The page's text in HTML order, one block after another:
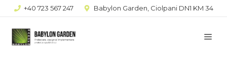
Sari
conținut
+40 723 567 247 Babylon Garden, Ciolpani DN1 KM 34